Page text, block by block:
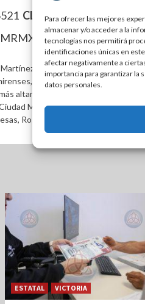
Para ofrecer las mejores
almacenar y/o acceder a la
tecnologías nos permitirá
identificaciones únicas en
afectar negativamente a
importancia para garantizar la
datos personales.
CLABE
No.
Manríquez,celebración en
, festejo masivo , Gobierno
altamirenses
Madero,Noticias de Ciudad
, Rossy Luque de Martínez
ESTATAL VICTORIA